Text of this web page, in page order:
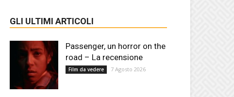
GLI ULTIMI ARTICOLI
Passenger, un horror on the
road – La recensione
Film da vedere 7 Agosto 2026